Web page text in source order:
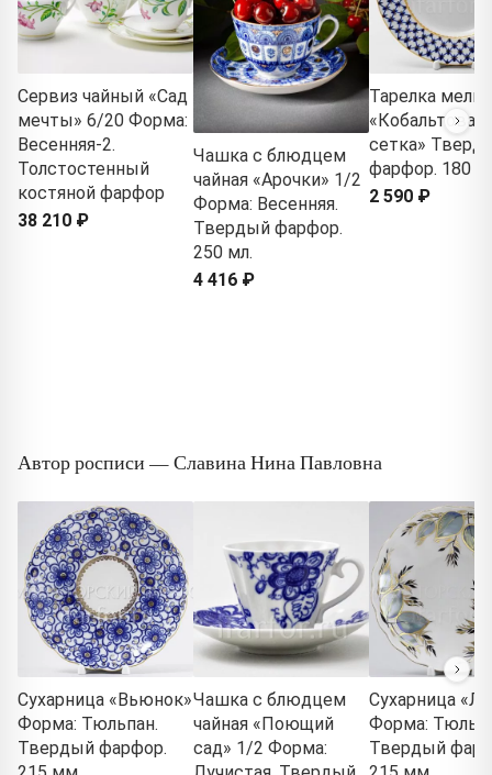
Сервиз чайный «Сад
мечты» 6/20 Форма:
Весенняя-2.
Толстостенный
костяной фарфор
38 210 ₽
Чашка с блюдцем
чайная «Арочки» 1/2
Форма: Весенняя.
Твердый фарфор.
250 мл.
4 416 ₽
Тарелка
«Кобальтовая
сетка»
фарфор. 180
2 590 ₽
Автор росписи — Славина Нина Павловна
Сухарница «Вьюнок»
Форма: Тюльпан.
Твердый фарфор.
Чашка с блюдцем
чайная «Поющий
сад» 1/2 Форма:
Сухарница
Форма:
Твердый